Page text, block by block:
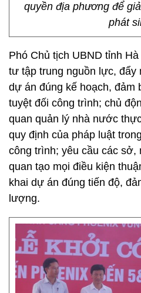
quyền địa phương để
phát
Phó Chủ tịch UBND tỉnh
tư tập trung nguồn lực, đẩy
dự án đúng kế hoạch, đảm
tuyệt đối công trình; chủ
quan quản lý nhà nước
quy định của pháp luật
công trình; yêu cầu các sở,
quan tạo mọi điều kiện
khai dự án đúng tiến độ,
lượng.